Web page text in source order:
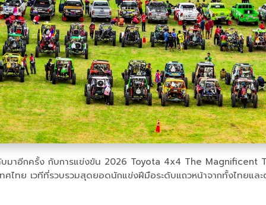
บมาอีกครั้ง กับการแข่งขัน 2026 Toyota 4x4 The
ไทย เวทีที่รวบรวมสุดยอดนักแข่งฝีมือระดับแถวหน้าจากทั้งไทยแ